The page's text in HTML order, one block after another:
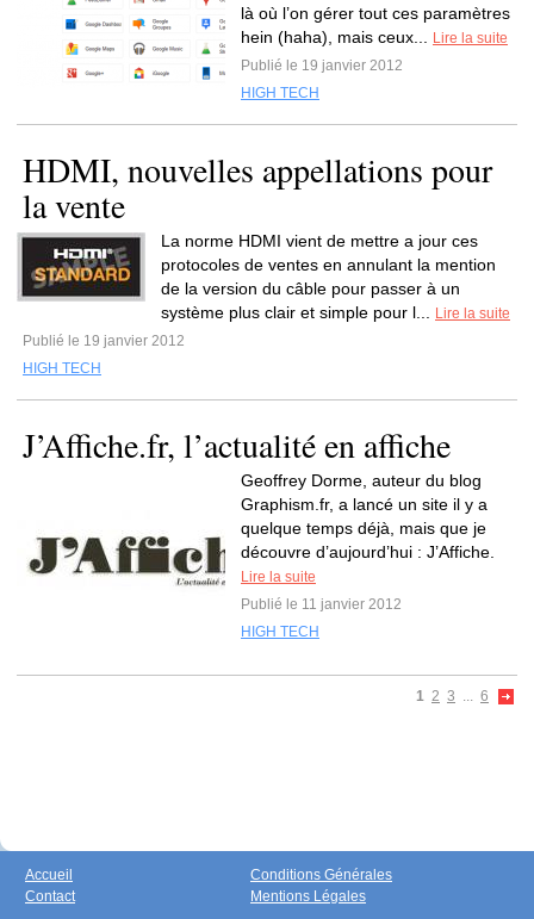
là où l’on gérer tout ces paramètres
hein (haha), mais ceux...
Lire la suite
Publié le 19 janvier 2012
HIGH TECH
HDMI, nouvelles appellations pour
la vente
La norme HDMI vient de mettre a jour ces
protocoles de ventes en annulant la mention
de la version du câble pour passer à un
système plus clair et simple pour l...
Lire la suite
Publié le 19 janvier 2012
HIGH TECH
J’Affiche.fr, l’actualité en affiche
Geoffrey Dorme, auteur du blog
Graphism.fr, a lancé un site il y a
quelque temps déjà, mais que je
découvre d’aujourd’hui : J’Affiche.
Lire la suite
Publié le 11 janvier 2012
HIGH TECH
1 2 3 ... 6
Accueil
Contact
Conditions Générales
Mentions Légales